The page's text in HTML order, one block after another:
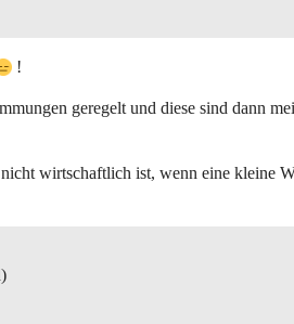
!
geregelt und diese sind dann
wirtschaftlich ist, wenn eine kleine